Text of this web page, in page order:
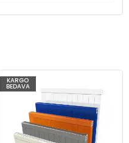
KARGO
BEDAVA